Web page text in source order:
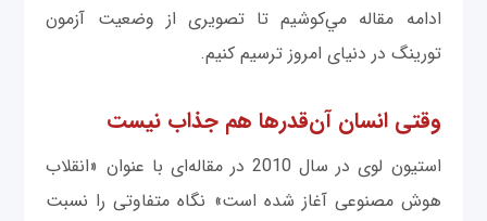
ادامه مقاله مي‌كوشيم تا تصویری از وضعیت آزمون
تورینگ در دنیای امروز ترسیم کنيم.
وقتی انسان آن‌قدرها هم جذاب نیست
استیون لوی در سال 2010 در مقاله‌ای با عنوان «انقلاب
هوش مصنوعی آغاز شده است» نگاه متفاوتی را نسبت